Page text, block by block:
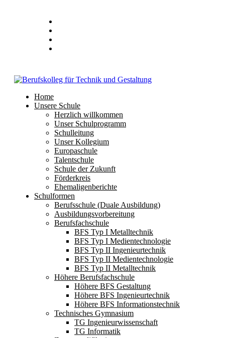
Home
Unsere Schule
Herzlich willkommen
Unser Schulprogramm
Schulleitung
Unser Kollegium
Europaschule
Talentschule
Schule der Zukunft
Förderkreis
Ehemaligenberichte
Schulformen
Berufsschule (Duale Ausbildung)
Ausbildungsvorbereitung
Berufsfachschule
BFS Typ I Metalltechnik
BFS Typ I Medientechnologie
BFS Typ II Ingenieurtechnik
BFS Typ II Medientechnologie
BFS Typ II Metalltechnik
Höhere Berufsfachschule
Höhere BFS Gestaltung
Höhere BFS Ingenieurtechnik
Höhere BFS Informationstechnik
Technisches Gymnasium
TG Ingenieurwissenschaft
TG Informatik